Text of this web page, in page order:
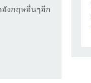
งกฤษอื่นๆอีก